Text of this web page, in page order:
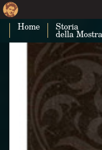
Home Storia
della Mostra